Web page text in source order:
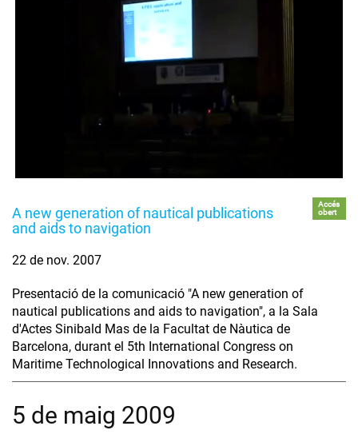
A new generation of nautical publications
and aids to navigation
Accés
obert
22 de nov. 2007
Presentació de la comunicació "A new generation of
nautical publications and aids to navigation", a la Sala
d'Actes Sinibald Mas de la Facultat de Nàutica de
Barcelona, durant el 5th International Congress on
Maritime Technological Innovations and Research.
5 de maig 2009